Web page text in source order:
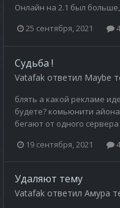
Онлайн на 2.1 был больше,
25 сентября, 2021
Судьба !
Vatafak ответил Maybe
блять а какой рекламе
будете? комьюнити
бегают от одного сервера
19 сентября, 2021
Удаляют тему
Vatafak ответил Амура